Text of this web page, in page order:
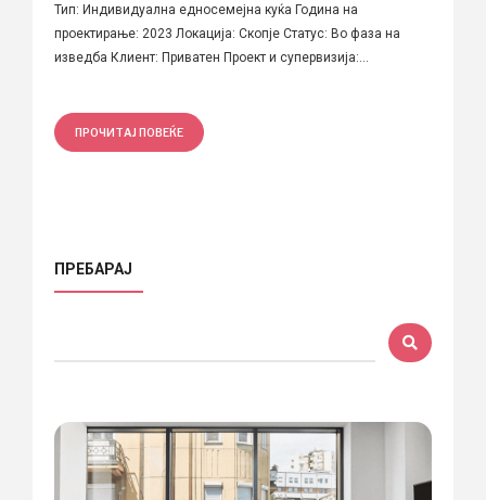
Тип: Индивидуална едносемејна куќа Година на
проектирање: 2023 Локација: Скопје Статус: Во фаза на
изведба Клиент: Приватен Проект и супервизија:...
ПРОЧИТАЈ ПОВЕЌЕ
ПРЕБАРАЈ